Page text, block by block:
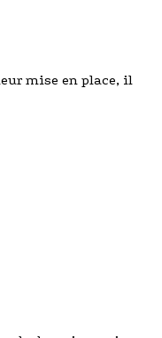
mise en place, il